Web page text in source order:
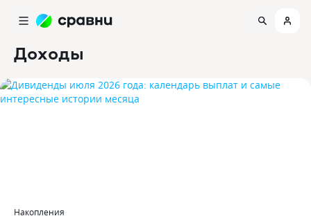
Доходы
Накопления